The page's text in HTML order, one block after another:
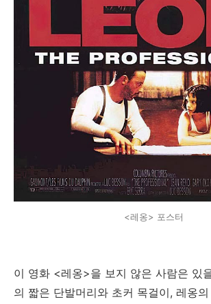
<레옹> 포스터
이 영화 <레옹>을 보지 않은 사람은 있
의 짧은 단발머리와 초커 목걸이, 레옹